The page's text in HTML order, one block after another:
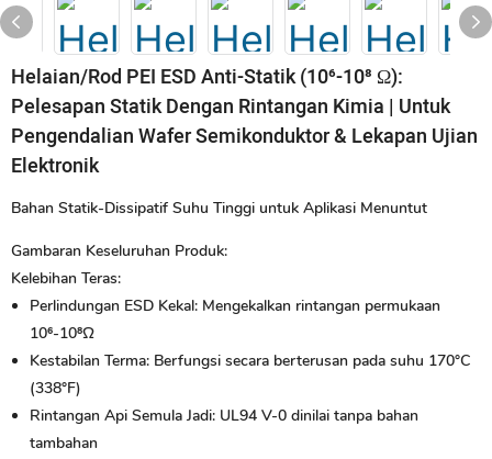
Helaian/Rod PEI ESD Anti-Statik (10⁶-10⁸ Ω):
Pelesapan Statik Dengan Rintangan Kimia | Untuk
Pengendalian Wafer Semikonduktor & Lekapan Ujian
Elektronik
Bahan Statik-Dissipatif Suhu Tinggi untuk Aplikasi Menuntut
Gambaran Keseluruhan Produk:
Kelebihan Teras:
Perlindungan ESD Kekal:Mengekalkan rintangan permukaan
10⁶-10⁸Ω
Kestabilan Terma:Berfungsi secara berterusan pada suhu 170°C
(338°F)
Rintangan Api Semula Jadi:UL94 V-0 dinilai tanpa bahan
tambahan